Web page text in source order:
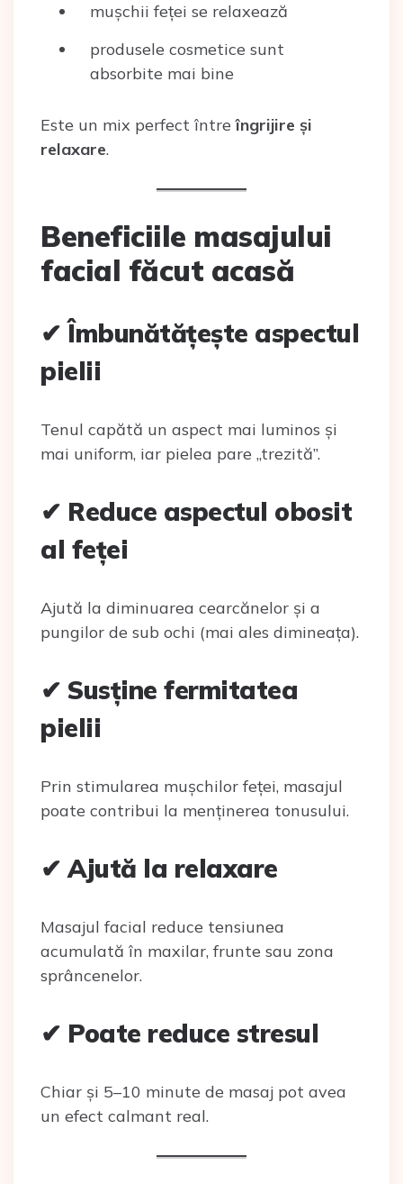
mușchii feței se relaxează
produsele cosmetice sunt
absorbite mai bine
Este un mix perfect întreîngrijire și
relaxare.
Beneficiile masajului
facial făcut acasă
✔ Îmbunătățește aspectul
pielii
Tenul capătă un aspect mai luminos și
mai uniform, iar pielea pare „trezită”.
✔ Reduce aspectul obosit
al feței
Ajută la diminuarea cearcănelor și a
pungilor de sub ochi (mai ales dimineața).
✔ Susține fermitatea
pielii
Prin stimularea mușchilor feței, masajul
poate contribui la menținerea tonusului.
✔ Ajută la relaxare
Masajul facial reduce tensiunea
acumulată în maxilar, frunte sau zona
sprâncenelor.
✔ Poate reduce stresul
Chiar și 5–10 minute de masaj pot avea
un efect calmant real.